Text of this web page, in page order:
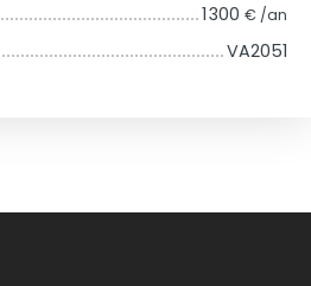
1 300 € /an
VA2051